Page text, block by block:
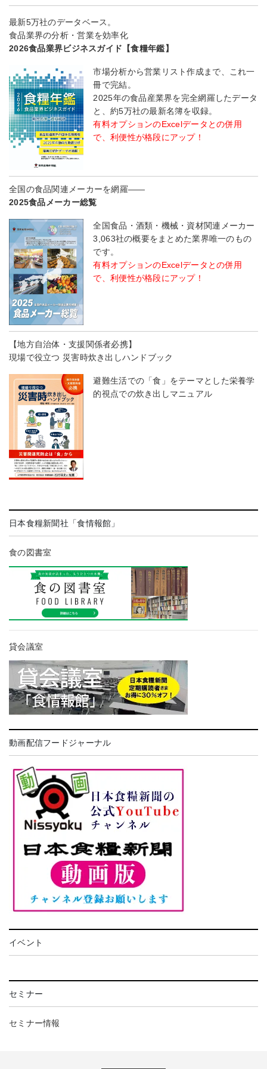
最新5万社のデータベース。
食品業界の分析・営業を効率化
2026食品業界ビジネスガイド【食糧年鑑】
市場分析から営業リスト作成まで、これ一
冊で完結。
2025年の食品産業界を完全網羅したデータ
と、約5万社の最新名簿を収録。
有料オプションのExcelデータとの併用
で、利便性が格段にアップ！
全国の食品関連メーカーを網羅――
2025食品メーカー総覧
全国食品・酒類・機械・資材関連メーカー
3,063社の概要をまとめた業界唯一のもの
です。
有料オプションのExcelデータとの併用
で、利便性が格段にアップ！
【地方自治体・支援関係者必携】
現場で役立つ 災害時炊き出しハンドブック
避難生活での「食」をテーマとした栄養学
的視点での炊き出しマニュアル
日本食糧新聞社「食情報館」
食の図書室
貸会議室
動画配信フードジャーナル
イベント
セミナー
セミナー情報